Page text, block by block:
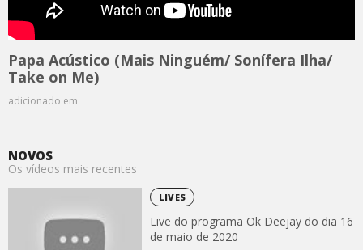
Papa Acústico (Mais Ninguém/ Sonífera Ilha/
Take on Me)
adicionado em
NOVOS
Os vídeos mais recentes
LIVES
Live do programa Ok Deejay do dia 16
de maio de 2020